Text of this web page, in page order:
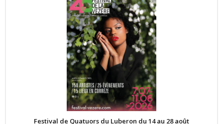
Festival de Quatuors du Luberon du 14 au 28 août